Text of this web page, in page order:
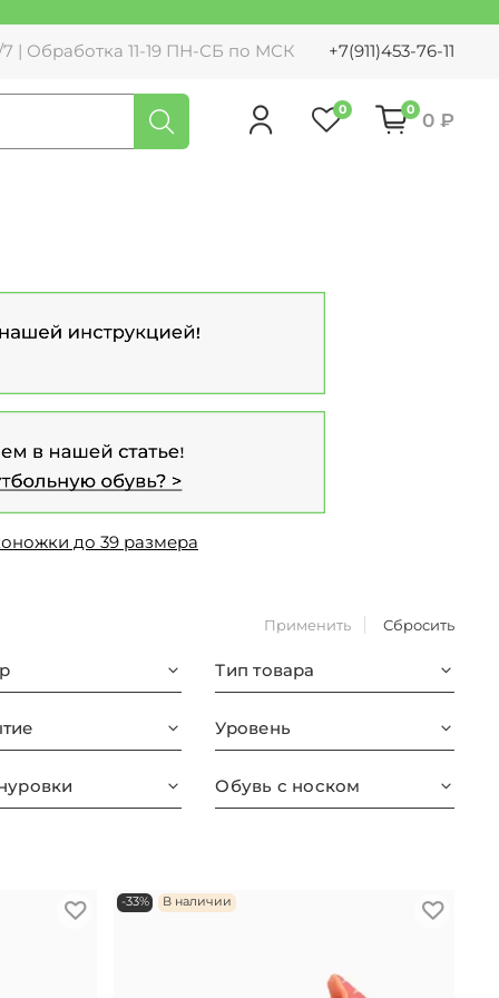
| Обработка 11-19 ПН-СБ по МСК +7(911)453-76-11
0 0 0 ₽
до 39 размера
Применить Сбросить
Тип товара
Уровень
Обувь с носком
-33% В наличии